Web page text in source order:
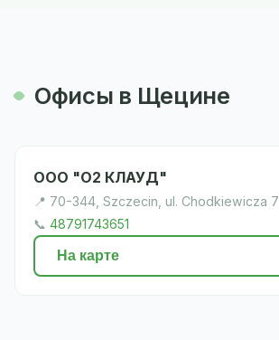
Офисы в Щецине
ООО "О2 КЛАУД"
📍 70-344, Szczecin, ul. Chodkiewicza 7
📞 48791743651
На карте